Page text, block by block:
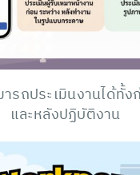
รถประเมินงานได้ทั้ง
และหลังปฏิบัติงาน